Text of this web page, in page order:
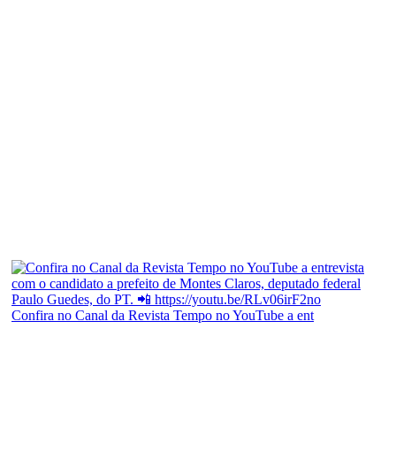
Confira no Canal da Revista Tempo no YouTube a ent